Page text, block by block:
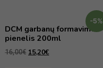
-5%
DCM garbanų formavimo
pienelis 200ml
16,00€ 15,20€